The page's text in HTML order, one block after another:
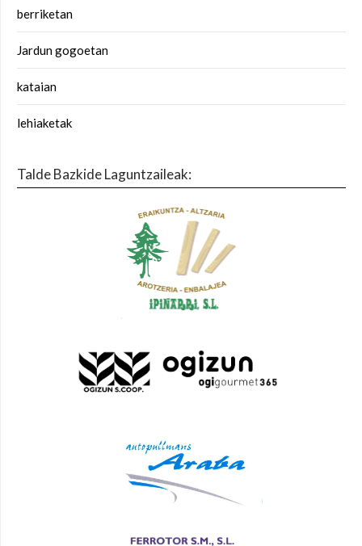
berriketan
Jardun gogoetan
kataian
lehiaketak
Talde Bazkide Laguntzaileak: